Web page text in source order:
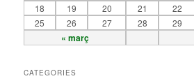
« març
18
19 20 21 22
25
26 27 28 29
CATEGORIES